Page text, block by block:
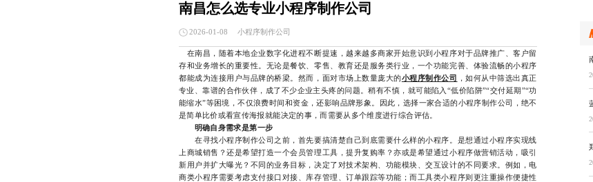
南昌怎么选专业小程序制作公司
2026-01-08 小程序制作公司
在南昌，随着本地企业数字化进程不断提速，越来越多商家开始意识到小程序对于品牌推广、客户留
存和业务增长的重要性。无论是餐饮、零售、教育还是服务类行业，一个功能完善、体验流畅的小程序
都能成为连接用户与品牌的桥梁。然而，面对市场上数量庞大的小程序制作公司
，如何从中筛选出真正
专业、靠谱的合作伙伴，成了不少企业主头疼的问题。稍有不慎，就可能陷入“低价陷阱”“交付延期”“功
能缩水”等困境，不仅浪费时间和资金，还影响品牌形象。因此，选择一家合适的小程序制作公司，绝不
是简单比价或看宣传海报就能决定的事，而需要从多个维度进行综合评估。
明确自身需求是第一步
在寻找小程序制作公司之前，首先要搞清楚自己到底需要什么样的小程序。是想通过小程序实现线
上商城销售？还是希望打造一个会员管理工具，提升复购率？亦或是希望通过小程序做营销活动，吸引
新用户并扩大曝光？不同的业务目标，决定了对技术架构、功能模块、交互设计的不同要求。例如，电
商类小程序需要考虑支付接口对接、库存管理、订单跟踪等功能；而工具类小程序则更注重操作便捷性